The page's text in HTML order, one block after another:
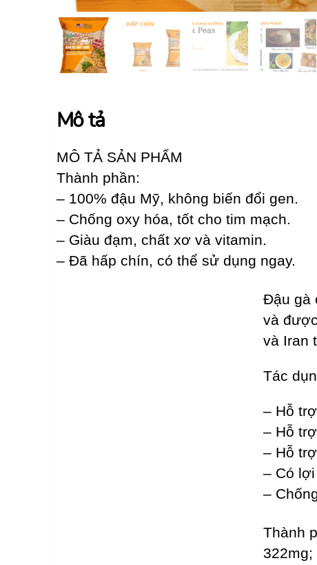
Mô tả
MÔ TẢ SẢN PHẨM
Thành phần:
– 100% đậu Mỹ, không biến đổi gen.
– Chống oxy hóa, tốt cho tim mạch.
– Giàu đạm, chất xơ và vitamin.
– Đã hấp chín, có thể sử dụng ngay.
Đậu gà
và
và Iran
Tác
– Hỗ
– Hỗ
– Hỗ
– Có
–
Thành
322mg;